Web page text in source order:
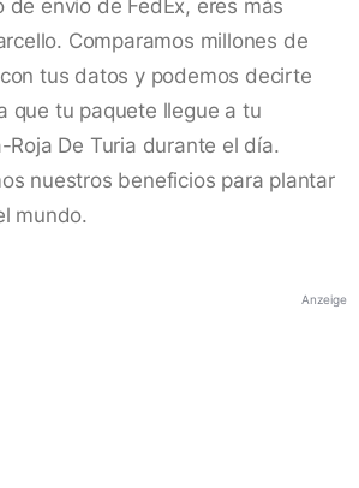
de envío de FedEx, eres más
Comparamos millones de
tus datos y podemos decirte
que tu paquete llegue a tu
Roja De Turia durante el día.
nuestros beneficios para plantar
mundo.
Anzeige